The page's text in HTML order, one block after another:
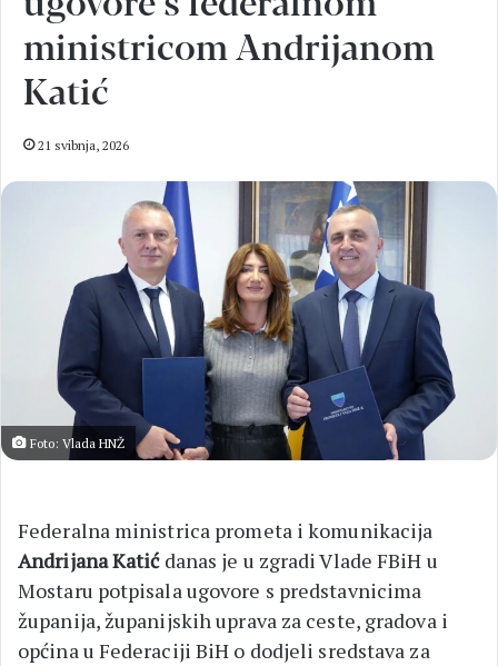
ministricom Andrijanom
Katić
21 svibnja, 2026
Foto: Vlada HNŽ
Federalna ministrica prometa i komunikacija
Andrijana Katićdanas je u zgradi Vlade FBiH u
Mostaru potpisala ugovore s predstavnicima
županija, županijskih uprava za ceste, gradova i
općina u Federaciji BiH o dodjeli sredstava za